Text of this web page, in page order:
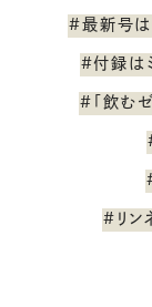
#最新号は
#付録は
#「飲む
#リン